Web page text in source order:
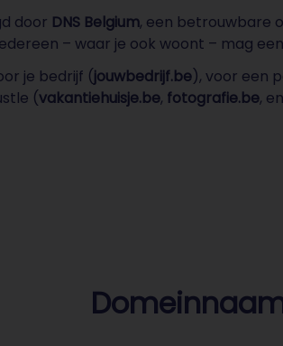
door DNS Belgium, een betrouwbare
– waar je ook woont – mag
je bedrijf (jouwbedrijf.be), voor een
(vakantiehuisje.be, fotografie.be,